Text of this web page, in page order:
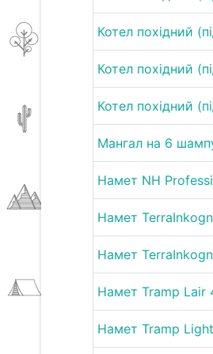
Котел похідний
Котел похідний
Котел похідний
Мангал на 6
Намет NH
Намет
Намет
Намет Tramp Lair
Намет Tramp